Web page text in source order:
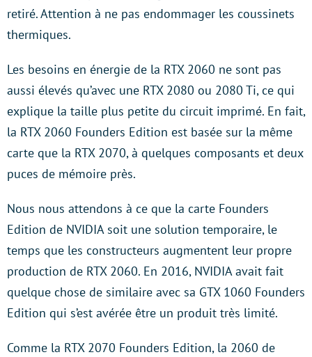
retiré. Attention à ne pas endommager les coussinets
thermiques.
Les besoins en énergie de la RTX 2060 ne sont pas
aussi élevés qu’avec une RTX 2080 ou 2080 Ti, ce qui
explique la taille plus petite du circuit imprimé. En fait,
la RTX 2060 Founders Edition est basée sur la même
carte que la RTX 2070, à quelques composants et deux
puces de mémoire près.
Nous nous attendons à ce que la carte Founders
Edition de NVIDIA soit une solution temporaire, le
temps que les constructeurs augmentent leur propre
production de RTX 2060. En 2016, NVIDIA avait fait
quelque chose de similaire avec sa GTX 1060 Founders
Edition qui s’est avérée être un produit très limité.
Comme la RTX 2070 Founders Edition, la 2060 de